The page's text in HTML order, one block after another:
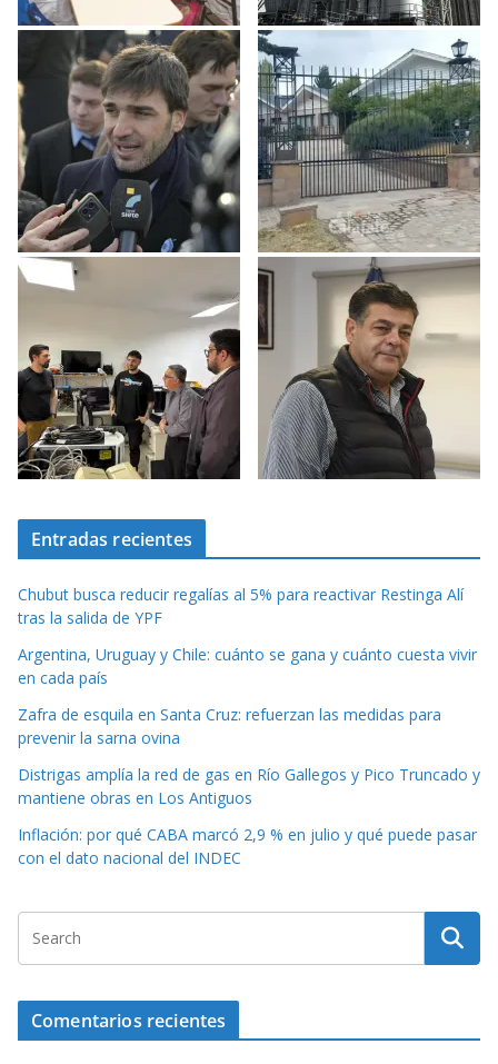
Entradas recientes
Chubut busca reducir regalías al 5% para reactivar Restinga Alí
tras la salida de YPF
Argentina, Uruguay y Chile: cuánto se gana y cuánto cuesta vivir
en cada país
Zafra de esquila en Santa Cruz: refuerzan las medidas para
prevenir la sarna ovina
Distrigas amplía la red de gas en Río Gallegos y Pico Truncado y
mantiene obras en Los Antiguos
Inflación: por qué CABA marcó 2,9 % en julio y qué puede pasar
con el dato nacional del INDEC
Comentarios recientes